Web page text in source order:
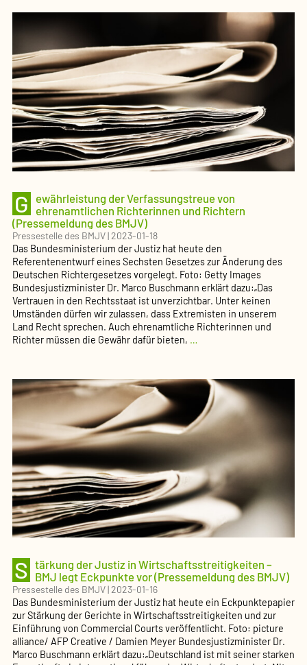
in
(Pressemeldung
des
BMJV)
G
ewährleistung der Verfassungstreue von
ehrenamtlichen Richterinnen und Richtern
(Pressemeldung des BMJV)
Pressestelle des BMJV|2023-01-18
Das Bundesministerium der Justiz hat heute den
Referentenentwurf eines Sechsten Gesetzes zur Änderung des
Deutschen Richtergesetzes vorgelegt. Foto: Getty Images
Bundesjustizminister Dr. Marco Buschmann erklärt dazu:„Das
Vertrauen in den Rechtsstaat ist unverzichtbar. Unter keinen
Umständen dürfen wir zulassen, dass Extremisten in unserem
Land Recht sprechen. Auch ehrenamtliche Richterinnen und
Richter müssen die Gewähr dafür bieten, …
von
ehrenamtlichen
Richterinnen
und
Richtern
(Pressemeldung
des
BMJV)
S
tärkung der Justiz in Wirtschaftsstreitigkeiten –
BMJ legt Eckpunkte vor (Pressemeldung des BMJV)
Pressestelle des BMJV|2023-01-16
Das Bundesministerium der Justiz hat heute ein Eckpunktepapier
zur Stärkung der Gerichte in Wirtschaftsstreitigkeiten und zur
Einführung von Commercial Courts veröffentlicht. Foto: picture
alliance/ AFP Creative / Damien Meyer Bundesjustizminister Dr.
Marco Buschmann erklärt dazu:„Deutschland ist mit seiner starken